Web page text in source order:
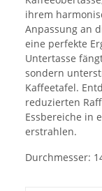
ihrem
Anpassung an
eine perfekte
Untertasse
sondern
Kaffeetafel.
reduzierten
Essbereiche in
erstrahlen.
Durchmesser: